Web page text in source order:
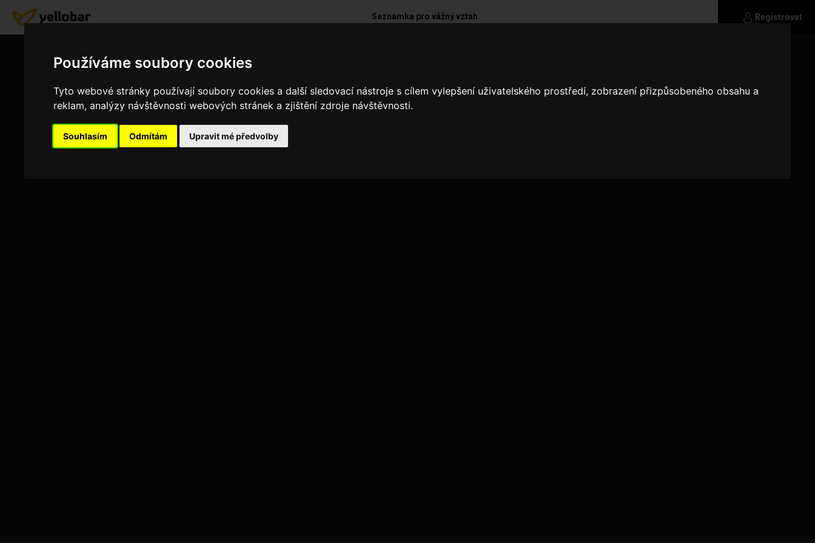
Používáme soubory cookies
Tyto webové stránky používají soubory cookies a další sledovací nástroje s cílem vylepšení uživatelského prostředí, zobrazení přizpůsobeného obsahu a
reklam, analýzy návštěvnosti webových stránek a zjištění zdroje návštěvnosti.
Souhlasím Odmítám Upravit mé předvolby
Registrovat
Seznamka pro vážný vztah
Profil není dostupný
Je nám líto, profil uživatele neexistuje, nebo byl deaktivován.